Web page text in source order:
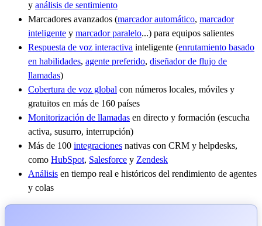
y análisis de sentimiento
Marcadores avanzados (marcador automático, marcador
inteligente y marcador paralelo...) para equipos salientes
Respuesta de voz interactiva inteligente (enrutamiento basado
en habilidades, agente preferido, diseñador de flujo de
llamadas)
Cobertura de voz global con números locales, móviles y
gratuitos en más de 160 países
Monitorización de llamadas en directo y formación (escucha
activa, susurro, interrupción)
Más de 100 integraciones nativas con CRM y helpdesks,
como HubSpot, Salesforce y Zendesk
Análisis en tiempo real e históricos del rendimiento de agentes
y colas